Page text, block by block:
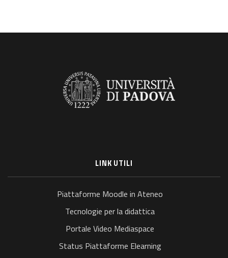
LINK UTILI
Piattaforme Moodle in Ateneo
Tecnologie per la didattica
Portale Video Mediaspace
Status Piattaforme Elearning